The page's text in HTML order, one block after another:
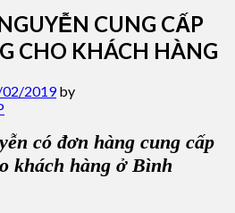
CUNG CẤP
CHO KHÁCH HÀNG
2019by
có đơn hàng cung cấp
khách hàng ở Bình